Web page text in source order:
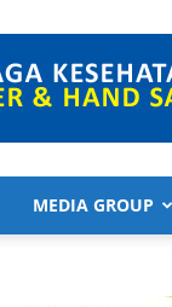
MEDIA GROUP